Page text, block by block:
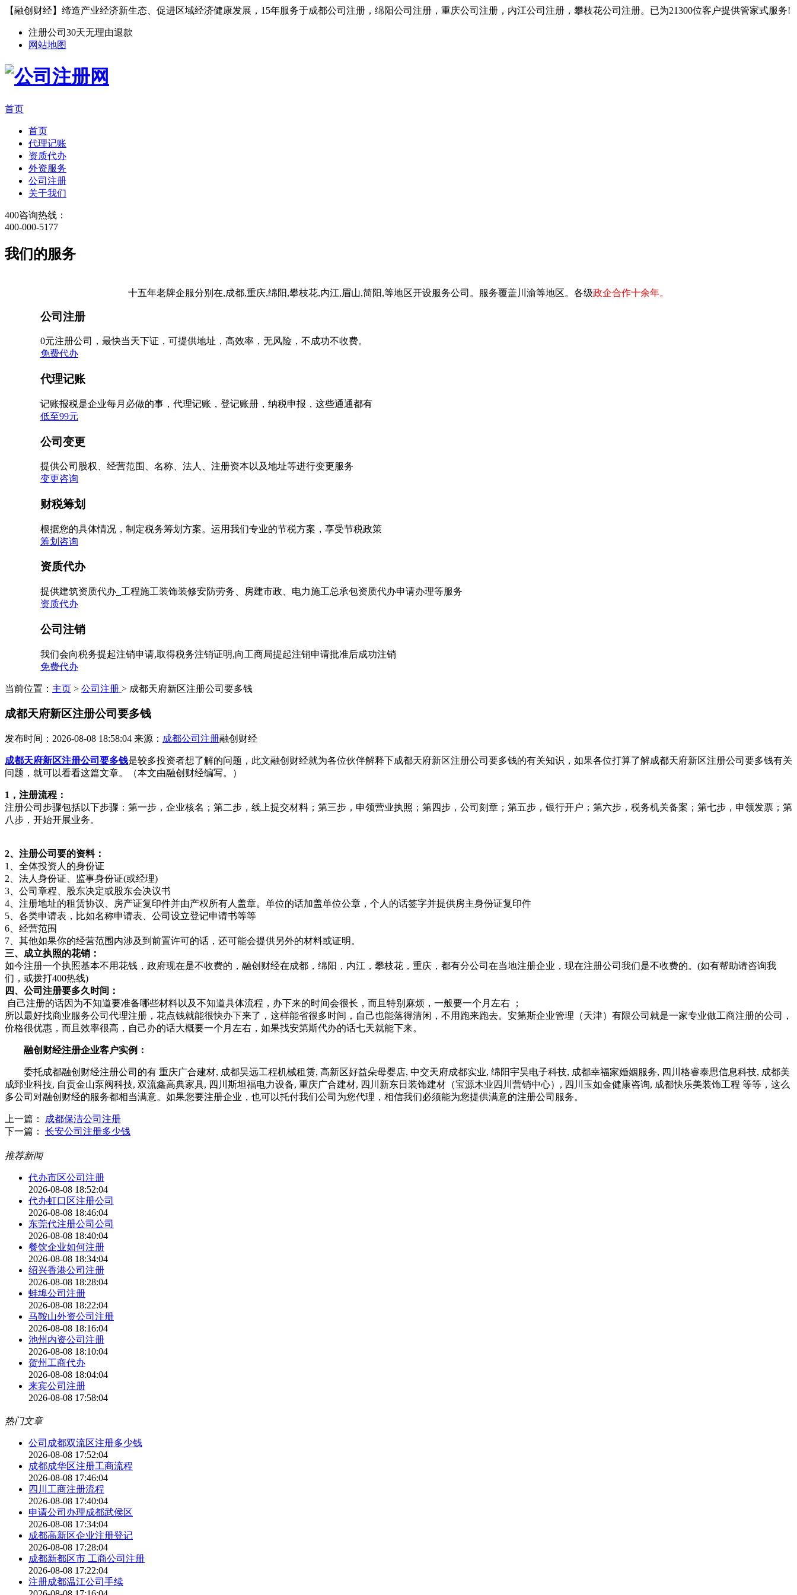
【融创财经】缔造产业经济新生态、促进区域经济健康发展，15年服务于成都公司注册，绵阳公司注册，重庆公司注册，内江公司注册，攀枝花公司注册。已为21300位客户提供管家式服务!
注册公司30天无理由退款
网站地图
首页
首页
代理记账
资质代办
外资服务
公司注册
关于我们
400咨询热线：
400-000-5177
我们的服务
十五年老牌企服分别在,成都,重庆,绵阳,攀枝花,内江,眉山,简阳,等地区开设服务公司。服务覆盖川渝等地区。各级政企合作十余年。
公司注册
0元注册公司，最快当天下证，可提供地址，高效率，无风险，不成功不收费。
免费代办
代理记账
记账报税是企业每月必做的事，代理记账，登记账册，纳税申报，这些通通都有
低至99元
公司变更
提供公司股权、经营范围、名称、法人、注册资本以及地址等进行变更服务
变更咨询
财税筹划
根据您的具体情况，制定税务筹划方案。运用我们专业的节税方案，享受节税政策
筹划咨询
资质代办
提供建筑资质代办_工程施工装饰装修安防劳务、房建市政、电力施工总承包资质代办申请办理等服务
资质代办
公司注销
我们会向税务提起注销申请,取得税务注销证明,向工商局提起注销申请批准后成功注销
免费代办
当前位置： 主页 > 公司注册 > 成都天府新区注册公司要多钱
成都天府新区注册公司要多钱
发布时间：2026-08-08 18:58:04 来源： 成都公司注册融创财经
成都天府新区注册公司要多钱是较多投资者想了解的问题，此文融创财经就为各位伙伴解释下成都天府新区注册公司要多钱的有关知识，如果各位打算了解成都天府新区注册公司要多钱有关
问题，就可以看看这篇文章。（本文由融创财经编写。）
1，注册流程：
注册公司步骤包括以下步骤：第一步，企业核名；第二步，线上提交材料；第三步，申领营业执照；第四步，公司刻章；第五步，银行开户；第六步，税务机关备案；第七步，申领发票；第
八步，开始开展业务。
2、注册公司要的资料：
1、全体投资人的身份证
2、法人身份证、监事身份证(或经理)
3、公司章程、股东决定或股东会决议书
4、注册地址的租赁协议、房产证复印件并由产权所有人盖章。单位的话加盖单位公章，个人的话签字并提供房主身份证复印件
5、各类申请表，比如名称申请表、公司设立登记申请书等等
6、经营范围
7、其他如果你的经营范围内涉及到前置许可的话，还可能会提供另外的材料或证明。
三、成立执照的花销：
如今注册一个执照基本不用花钱，政府现在是不收费的，融创财经在成都，绵阳，内江，攀枝花，重庆，都有分公司在当地注册企业，现在注册公司我们是不收费的。(如有帮助请咨询我
们，或拨打400热线)
四、公司注册要多久时间：
自己注册的话因为不知道要准备哪些材料以及不知道具体流程，办下来的时间会很长，而且特别麻烦，一般要一个月左右 ；
所以最好找商业服务公司代理注册，花点钱就能很快办下来了，这样能省很多时间，自己也能落得清闲，不用跑来跑去。安第斯企业管理（天津）有限公司就是一家专业做工商注册的公司，
价格很优惠，而且效率很高，自己办的话大概要一个月左右，如果找安第斯代办的话七天就能下来。
融创财经注册企业客户实例：
委托成都融创财经注册公司的有 重庆广合建材, 成都昊远工程机械租赁, 高新区好益朵母婴店, 中交天府成都实业, 绵阳宇昊电子科技, 成都幸福家婚姻服务, 四川格睿泰思信息科技, 成都美
成郅业科技, 自贡金山泵阀科技, 双流鑫高典家具, 四川斯坦福电力设备, 重庆广合建材, 四川新东日装饰建材（宝源木业四川营销中心）, 四川玉如金健康咨询, 成都快乐美装饰工程 等等，这么
多公司对融创财经的服务都相当满意。如果您要注册企业，也可以托付我们公司为您代理，相信我们必须能为您提供满意的注册公司服务。
上一篇：
成都保洁公司注册
下一篇： 长安公司注册多少钱
推荐新闻
代办市区公司注册
2026-08-08 18:52:04
代办虹口区注册公司
2026-08-08 18:46:04
东莞代注册公司公司
2026-08-08 18:40:04
餐饮企业如何注册
2026-08-08 18:34:04
绍兴香港公司注册
2026-08-08 18:28:04
蚌埠公司注册
2026-08-08 18:22:04
马鞍山外资公司注册
2026-08-08 18:16:04
池州内资公司注册
2026-08-08 18:10:04
贺州工商代办
2026-08-08 18:04:04
来宾公司注册
2026-08-08 17:58:04
热门文章
公司成都双流区注册多少钱
2026-08-08 17:52:04
成都成华区注册工商流程
2026-08-08 17:46:04
四川工商注册流程
2026-08-08 17:40:04
申请公司办理成都武侯区
2026-08-08 17:34:04
成都高新区企业注册登记
2026-08-08 17:28:04
成都新都区市 工商公司注册
2026-08-08 17:22:04
注册成都温江公司手续